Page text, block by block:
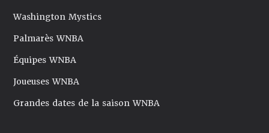
Washington Mystics
Palmarès WNBA
Équipes WNBA
Joueuses WNBA
Grandes dates de la saison WNBA